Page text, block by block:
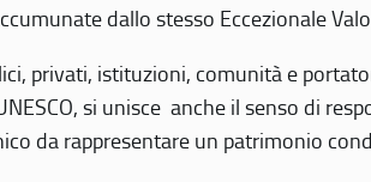
dallo stesso Eccezionale
privati, istituzioni, comunità e
si unisce anche il senso di
da rappresentare un patrimonio